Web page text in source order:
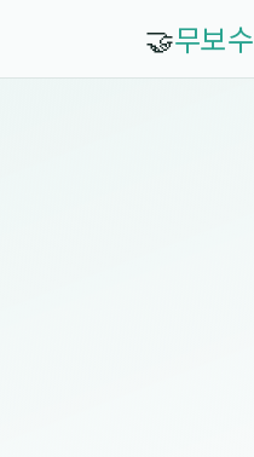
🤝무보수